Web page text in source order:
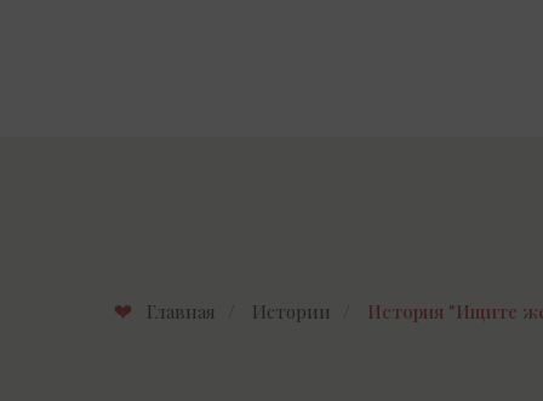
Главная Истории История "Ищите